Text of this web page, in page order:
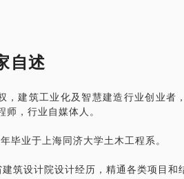
结构形式的设计技术，熟悉设计院生产
2016年12月份为止，有3年半房地产设
技术和技术管理的经验背景之下，对本
苦多”以及知乎账号“sonicwlq”，持续
维敏锐，善于高效的输出表达。
速的结构设计或设计管理入门；
自述
，建筑工业化及智慧建造行业创业者
师，行业自媒体人。
毕业于上海同济大学土木工程系。
筑设计院设计经历，精通各类项目和